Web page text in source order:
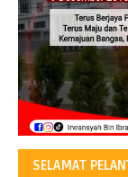
SELAMAT